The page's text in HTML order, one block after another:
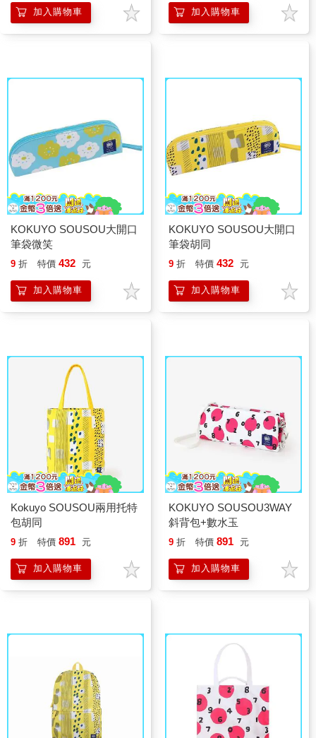
加入購物車 加入購物車
KOKUYO SOUSOU大開口
筆袋微笑
9 折 特價 432 元
加入購物車
KOKUYO SOUSOU大開口
筆袋胡同
9 折 特價 432 元
加入購物車
Kokuyo SOUSOU兩用托特
包胡同
9 折 特價 891 元
加入購物車
KOKUYO SOUSOU3WAY
斜背包+數水玉
9 折 特價 891 元
加入購物車